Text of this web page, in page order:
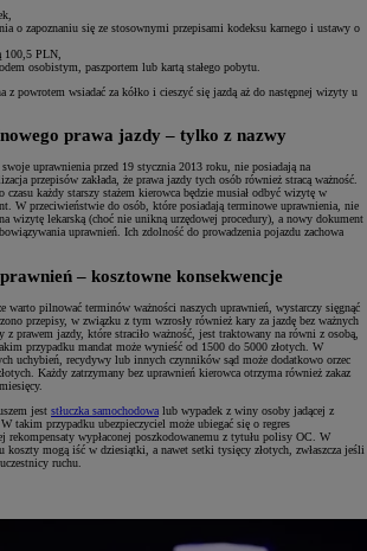
o zapoznaniu się ze stosownymi przepisami kodeksu karnego i ustawy o
100,5 PLN,
osobistym, paszportem lub kartą stałego pobytu.
z powrotem wsiadać za kółko i cieszyć się jazdą aż do następnej wizyty u
prawa jazdy – tylko z nazwy
uprawnienia przed 19 stycznia 2013 roku, nie posiadają na
przepisów zakłada, że prawa jazdy tych osób również stracą ważność.
każdy starszy stażem kierowca będzie musiał odbyć wizytę w
W przeciwieństwie do osób, które posiadają terminowe uprawnienia, nie
wizytę lekarską (choć nie unikną urzędowej procedury), a nowy dokument
uprawnień. Ich zdolność do prowadzenia pojazdu zachowa
– kosztowne konsekwencje
warto pilnować terminów ważności naszych uprawnień, wystarczy sięgnąć
przepisy, w związku z tym wzrosły również kary za jazdę bez ważnych
z prawem jazdy, które straciło ważność, jest traktowany na równi z osobą,
przypadku mandat może wynieść od 1500 do 5000 złotych. W
uchybień, recydywy lub innych czynników sąd może dodatkowo orzec
Każdy zatrzymany bez uprawnień kierowca otrzyma również zakaz
jest stłuczka samochodowa lub wypadek z winy osoby jadącej z
takim przypadku ubezpieczyciel może ubiegać się o regres
rekompensaty wypłaconej poszkodowanemu z tytułu polisy OC. W
koszty mogą iść w dziesiątki, a nawet setki tysięcy złotych, zwłaszcza jeśli
ruchu.